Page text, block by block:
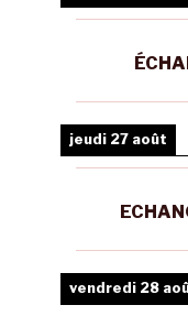
jeudi 27 août
vendredi 28